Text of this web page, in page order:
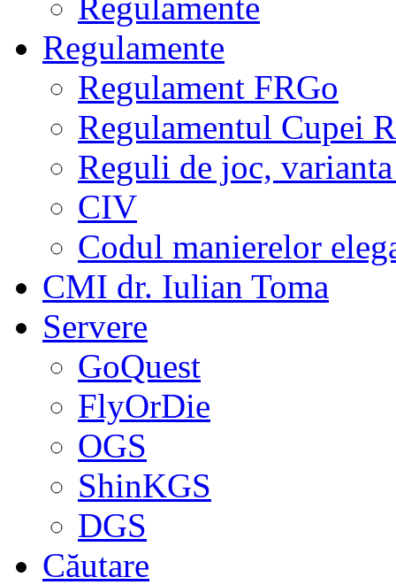
Regulamente
Regulament FRGo
Regulamentul Cupei
Reguli de joc,
CIV
Codul manierelor
CMI dr. Iulian Toma
Servere
GoQuest
FlyOrDie
OGS
ShinKGS
DGS
Căutare